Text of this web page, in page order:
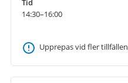
Tid
14:30–16:00
Upprepas vid fler tillfällen